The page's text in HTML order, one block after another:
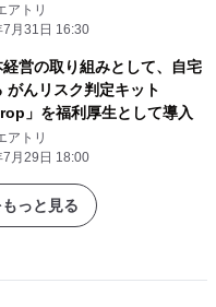
アトリ
月31日 16:30
経営の取り組みとして、自宅
がんリスク判定キット
」を福利厚生として導入
アトリ
月29日 18:00
っと見る